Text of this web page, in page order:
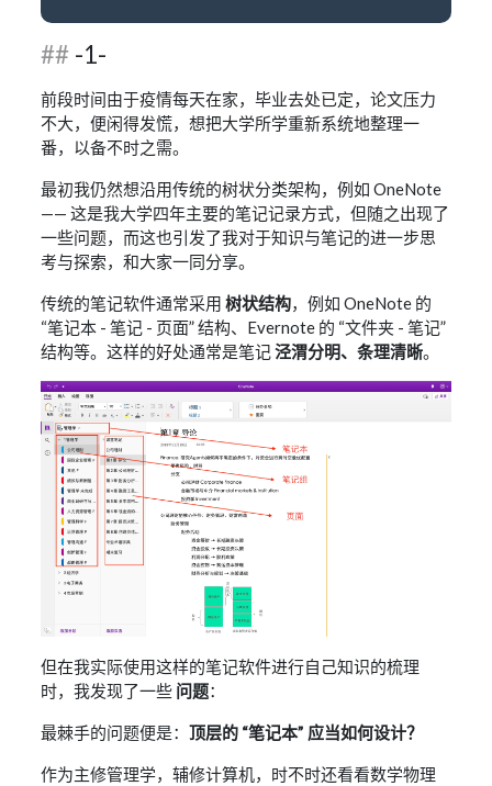
-1-
前段时间由于疫情每天在家，毕业去处已定，论文压力
不大，便闲得发慌，想把大学所学重新系统地整理一
番，以备不时之需。
最初我仍然想沿用传统的树状分类架构，例如 OneNote
—— 这是我大学四年主要的笔记记录方式，但随之出现了
一些问题，而这也引发了我对于知识与笔记的进一步思
考与探索，和大家一同分享。
传统的笔记软件通常采用树状结构，例如 OneNote 的
“笔记本 - 笔记 - 页面” 结构、Evernote 的 “文件夹 - 笔记”
结构等。这样的好处通常是笔记泾渭分明、条理清晰。
但在我实际使用这样的笔记软件进行自己知识的梳理
时，我发现了一些 问题：
最棘手的问题便是：顶层的 “笔记本” 应当如何设计？
作为主修管理学，辅修计算机，时不时还看看数学物理